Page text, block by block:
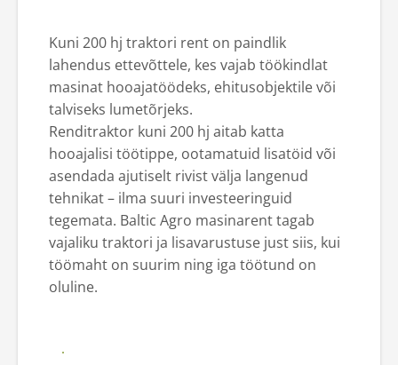
Kuni 200 hj traktori rent on paindlik
lahendus ettevõttele, kes vajab töökindlat
masinat hooajatöödeks, ehitusobjektile või
talviseks lumetõrjeks.
Renditraktor kuni 200 hj aitab katta
hooajalisi töötippe, ootamatuid lisatöid või
asendada ajutiselt rivist välja langenud
tehnikat – ilma suuri investeeringuid
tegemata. Baltic Agro masinarent tagab
vajaliku traktori ja lisavarustuse just siis, kui
töömaht on suurim ning iga töötund on
oluline.
Meist
Iseteenindus